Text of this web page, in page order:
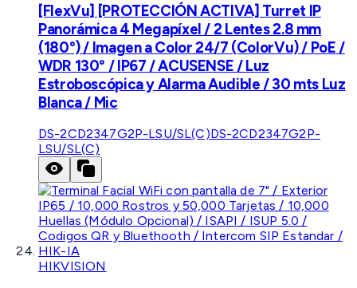
[FlexVu] [PROTECCIÓN ACTIVA] Turret IP
Panorámica 4 Megapíxel / 2 Lentes 2.8 mm
(180°) / Imagen a Color 24/7 (ColorVu) / PoE /
WDR 130° / IP67 / ACUSENSE / Luz
Estroboscópica y Alarma Audible / 30 mts Luz
Blanca / Mic
DS-2CD2347G2P-LSU/SL(C)DS-2CD2347G2P-
LSU/SL(C)
HIKVISION